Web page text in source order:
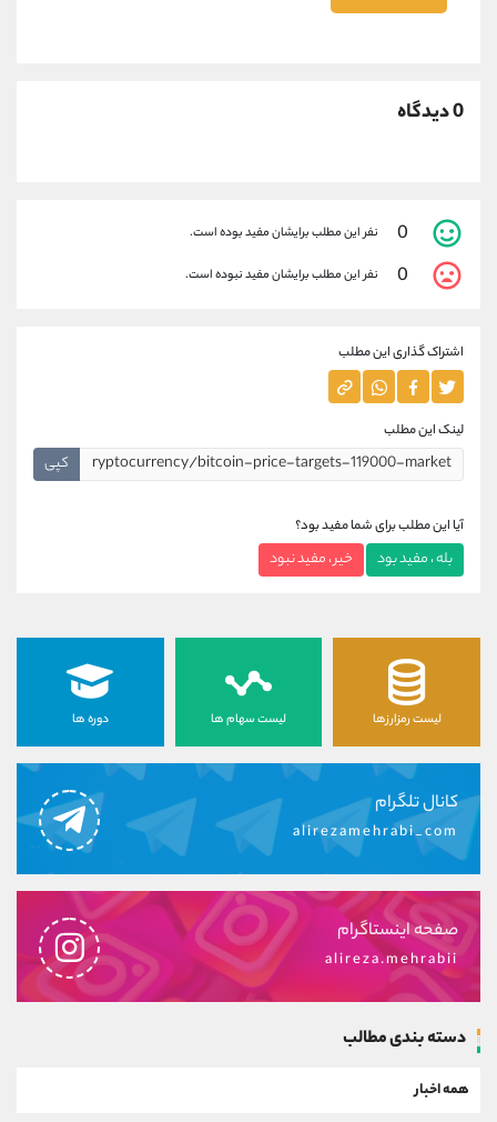
0 دیدگاه
0 نفر این مطلب برایشان مفید بوده است.
0 نفر این مطلب برایشان مفید نبوده است.
اشتراک گذاری این مطلب
لینک این مطلب
کپی
آیا این مطلب برای شما مفید بود؟
بله ، مفید بود خیر ، مفید نبود
لیست رمزارزها لیست سهام ها دوره ها
کانال تلگرام
alirezamehrabi_com
صفحه اینستاگرام
alireza.mehrabii
دسته بندی مطالب
همه اخبار